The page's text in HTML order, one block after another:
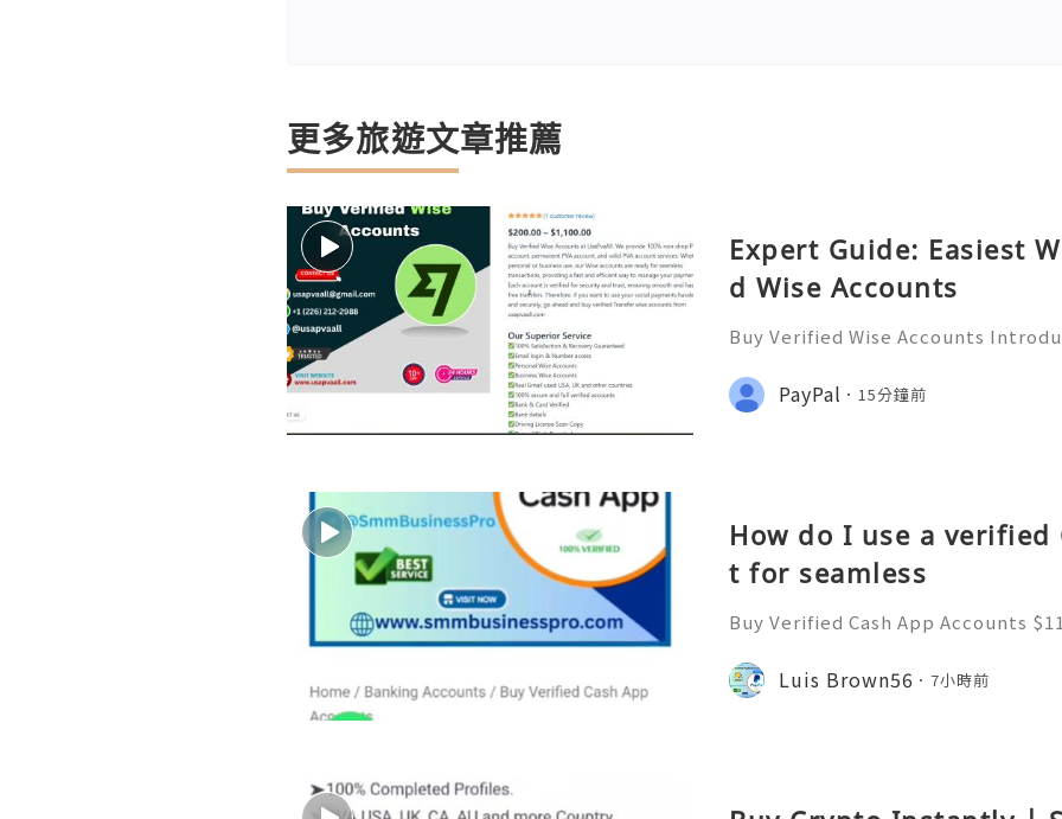
更多旅遊文章推薦
Expert Guide: Easiest
d Wise Accounts
Buy Verified Wise Accounts
y, sending money across borders
r Wise, the innovative p
PayPal 15分鐘前
How do I use a verified
t for seamless
Buy Verified Cash App Accounts
r Sale | Fast Delivery Available
fied Cash App Accou
Luis Brown56 7小時前